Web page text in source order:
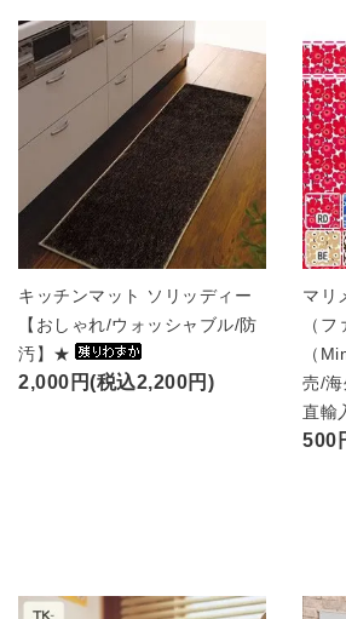
キッチンマット ソリッディー
【おしゃれ/ウォッシャブル/防
汚】★
2,000円(税込2,200円)
マリ
（
（
売/海
直輸
500